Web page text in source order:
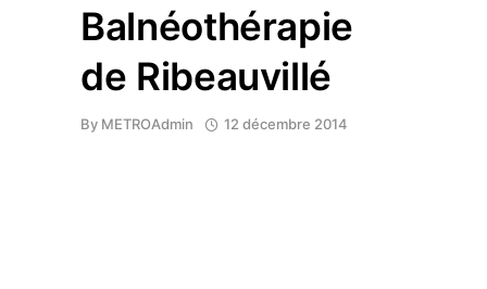
Balnéothérapie
de Ribeauvillé
By METROAdmin 12 décembre 2014